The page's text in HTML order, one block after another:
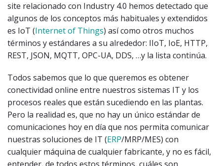
site relacionado con Industry 4.0 hemos detectado que
algunos de los conceptos más habituales y extendidos
es IoT (Internet of Things) así como otros muchos
términos y estándares a su alrededor: IIoT, IoE, HTTP,
REST, JSON, MQTT, OPC-UA, DDS, …y la lista continúa.
Todos sabemos que lo que queremos es obtener
conectividad online entre nuestros sistemas IT y los
procesos reales que están sucediendo en las plantas.
Pero la realidad es, que no hay un único estándar de
comunicaciones hoy en día que nos permita comunicar
nuestras soluciones de IT (ERP/MRP/MES) con
cualquier máquina de cualquier fabricante, y no es fácil,